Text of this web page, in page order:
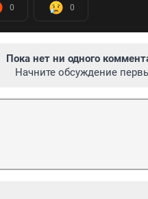
0 0
Пока нет ни одного
Начните обсуждение